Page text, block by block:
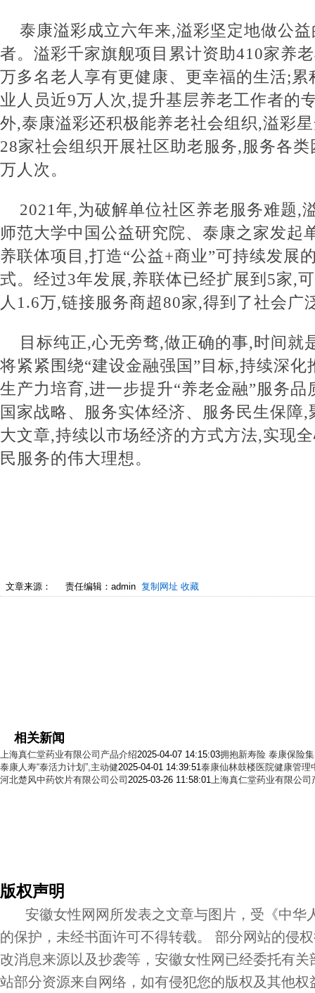
泰康溢彩成立六年来,溢彩坚定地做公
者。溢彩千家旗舰项目累计资助410家养
万多名老人享有更健康、更幸福的生活;累
业人员近9万人次,提升基层养老工作者的
外,泰康溢彩还积极能养老社会组织,溢彩
28家社会组织开展社区助老服务,服务各
万人次。
2021年,为破解单位社区养老服务难题,
师范大学中国公益研究院、泰康之家发起
养联体项目,打造“公益+商业”可持续发展
式。经过3年发展,养联体已经扩展到5家,
人1.6万,链接服务商超80家,得到了社会广
目标纯正,心无旁骛,做正确的事,时间就
将紧紧围绕“建设金融强国”目标,持续深化
生产力培育,进一步提升“养老金融”服务品
国家战略、服务实体经济、服务民生保障,
大文章,持续以市场经济的方式方法,实现
民服务的伟大理想。
文章来源： 责任编辑：admin 复制网址 收藏
相关新闻
上海真仁堂药业有限公司产品介绍2025-04-07 14:15:03拥抱新寿险 泰康保险
泰康人寿“泰活力计划”,主动健2025-04-01 14:39:51泰康仙林鼓楼医院健康管理
河北楚风中药饮片有限公司公司 2025-03-26 11:58:01上海真仁堂药业有限公司
版权声明
安徽女性网网所发表之文章与图片，受《中华
的保护，未经书面许可不得转载。 部分网站的侵
改消息来源以及抄袭等，安徽女性网已经委托有
站部分资源来自网络，如有侵犯您的版权及其他权